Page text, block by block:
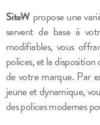
SiteWpropose une
servent de base à
modifiables, vous
polices, et la
de votre marque. Par
jeune et dynamique,
des polices modernes